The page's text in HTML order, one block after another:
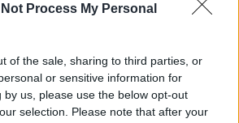
Not Process My Personal
of the sale, sharing to third parties, or
or sensitive information for
by us, please use the below opt-out
selection. Please note that after your
Basketball Tournament” θα πάρουν
Αστέρας , με τους παίκτες του
να έχουν τη δυνατότητα να
ετοιμότητας στον οποίο βρίσκονται
αντιπάλους.